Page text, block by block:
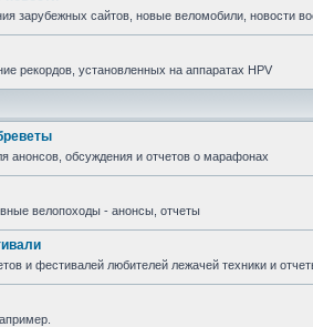
зарубежных сайтов, новые веломобили, новости
рекордов, установленных на аппаратах HPV
анонсов, обсуждения и отчетов о марафонах
велопоходы - анонсы, отчеты
и фестивалей любителей лежачей техники и